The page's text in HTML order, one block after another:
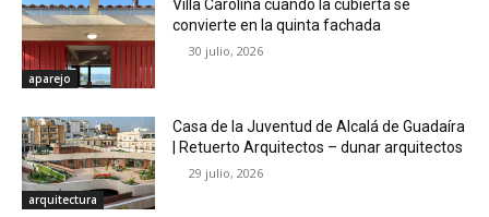
aparejo
Villa Carolina cuando la cubierta se
convierte en la quinta fachada
30 julio, 2026
arquitectura
Casa de la Juventud de Alcalá de Guadaíra
| Retuerto Arquitectos – dunar arquitectos
29 julio, 2026